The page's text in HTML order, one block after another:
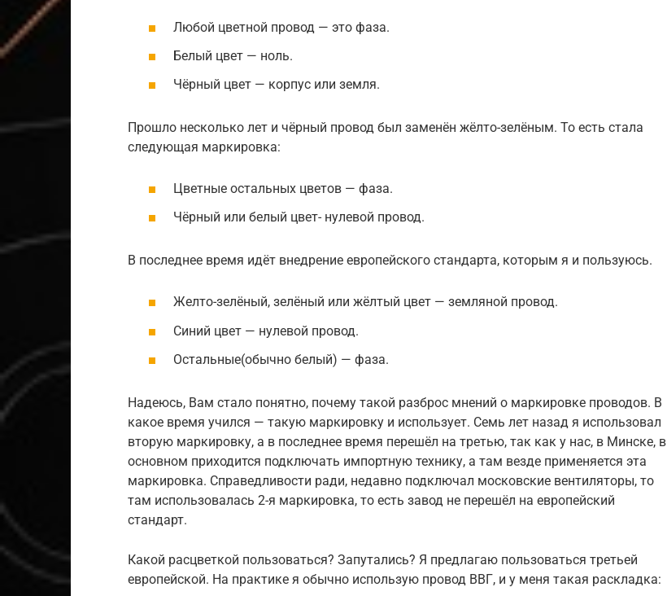
Любой цветной провод — это фаза.
Белый цвет — ноль.
Чёрный цвет — корпус или земля.
Прошло несколько лет и чёрный провод был заменён жёлто-зелёным. То есть стала
следующая маркировка:
Цветные остальных цветов — фаза.
Чёрный или белый цвет- нулевой провод.
В последнее время идёт внедрение европейского стандарта, которым я и пользуюсь.
Желто-зелёный, зелёный или жёлтый цвет — земляной провод.
Синий цвет — нулевой провод.
Остальные(обычно белый) — фаза.
Надеюсь, Вам стало понятно, почему такой разброс мнений о маркировке проводов. В
какое время учился — такую маркировку и использует. Семь лет назад я использовал
вторую маркировку, а в последнее время перешёл на третью, так как у нас, в Минске, в
основном приходится подключать импортную технику, а там везде применяется эта
маркировка. Справедливости ради, недавно подключал московские вентиляторы, то
там использовалась 2-я маркировка, то есть завод не перешёл на европейский
стандарт.
Какой расцветкой пользоваться? Запутались? Я предлагаю пользоваться третьей
европейской. На практике я обычно использую провод ВВГ, и у меня такая раскладка: